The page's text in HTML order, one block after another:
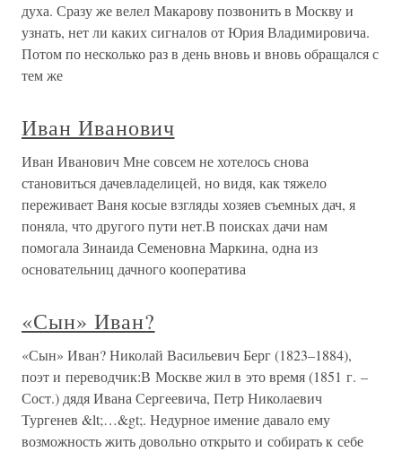
духа. Сразу же велел Макарову позвонить в Москву и
узнать, нет ли каких сигналов от Юрия Владимировича.
Потом по несколько раз в день вновь и вновь обращался с
тем же
Иван Иванович
Иван Иванович Мне совсем не хотелось снова
становиться дачевладелицей, но видя, как тяжело
переживает Ваня косые взгляды хозяев съемных дач, я
поняла, что другого пути нет.В поисках дачи нам
помогала Зинаида Семеновна Маркина, одна из
основательниц дачного кооператива
«Сын» Иван?
«Сын» Иван? Николай Васильевич Берг (1823–1884),
поэт и переводчик:В Москве жил в это время (1851 г. –
Сост.) дядя Ивана Сергеевича, Петр Николаевич
Тургенев &lt;…&gt;. Недурное имение давало ему
возможность жить довольно открыто и собирать к себе